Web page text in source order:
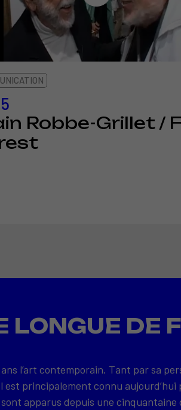
Robbe-Grillet /
LONGUE DE
l’art contemporain. Tant par sa
principalement connu
apparus depuis une